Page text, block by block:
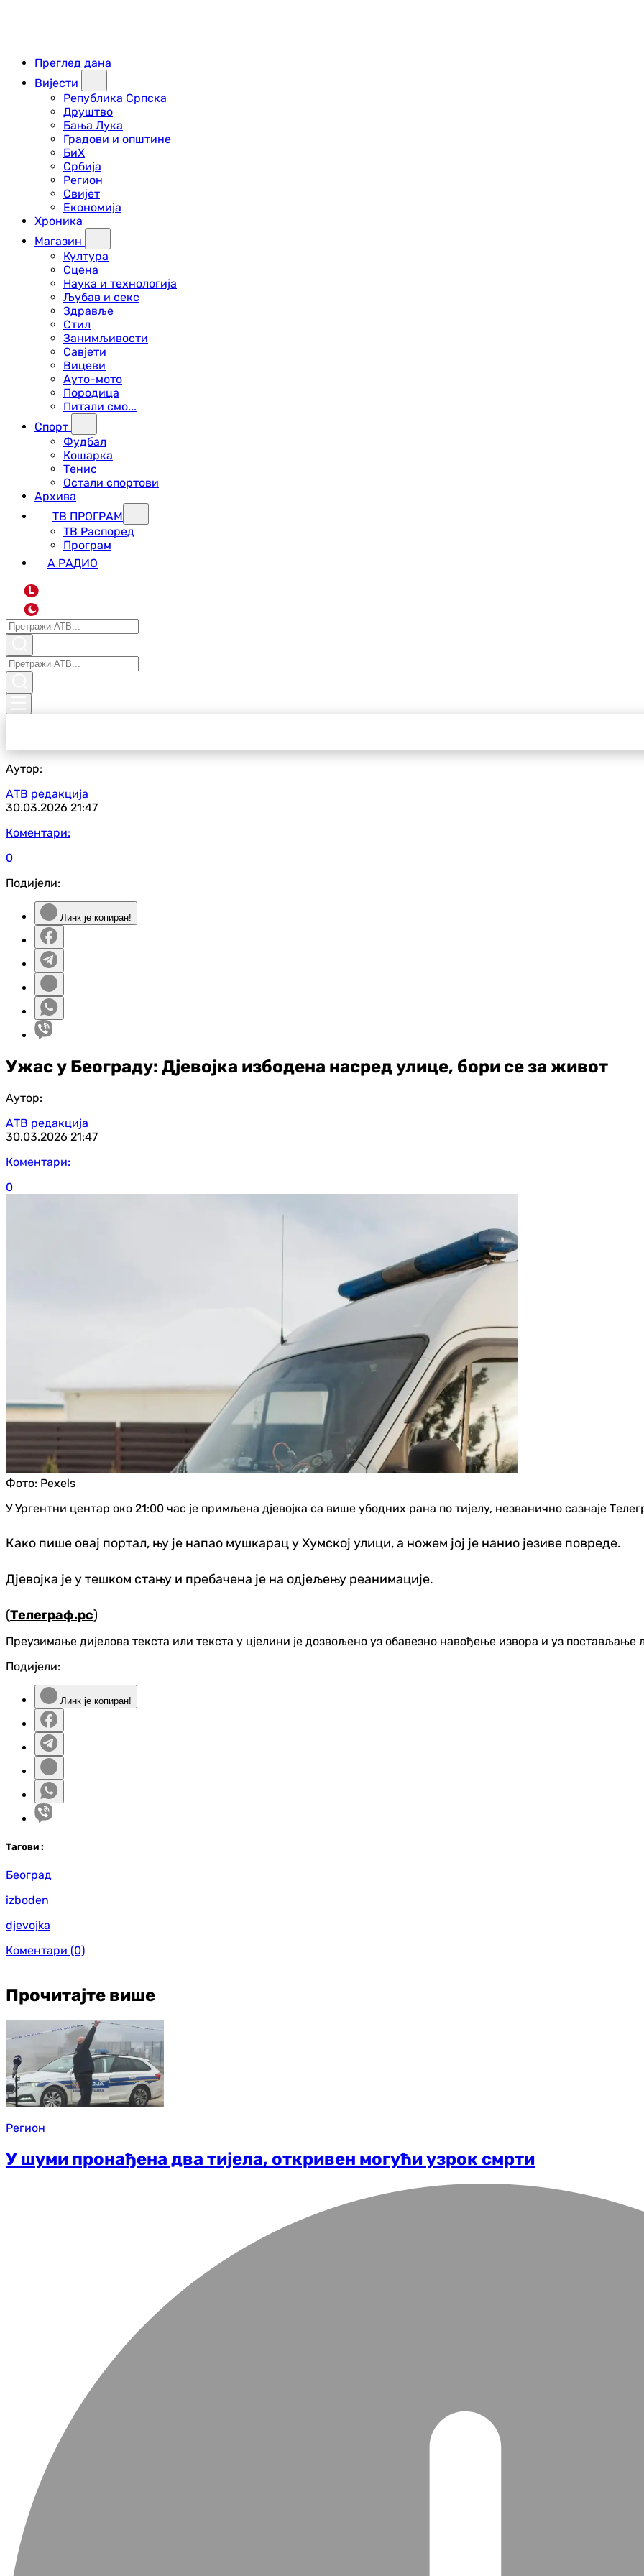
Преглед дана
Вијести
Република Српска
Друштво
Бања Лука
Градови и општине
БиХ
Србија
Регион
Свијет
Економија
Хроника
Магазин
Култура
Сцена
Наука и технологија
Љубав и секс
Здравље
Стил
Занимљивости
Савјети
Вицеви
Ауто-мото
Породица
Питали смо...
Спорт
Фудбал
Кошарка
Тенис
Остали спортови
Архива
ТВ ПРОГРАМ
ТВ Распоред
Програм
А РАДИО
L
Аутор:
АТВ редакција
30.03.2026 21:47
Коментари:
0
Подијели:
Линк је копиран!
Ужас у Београду: Дјевојка избодена насред улице, бори се за живот
Аутор:
АТВ редакција
30.03.2026 21:47
Коментари:
0
Фото: Pexels
У Ургентни центар око 21:00 час је примљена дјевојка са више убодних рана по тијелу, незванично сазнаје
Како пише овај портал, њу је напао мушкарац у Хумској улици, а ножем јој је нанио језиве повреде.
Дјевојка је у тешком стању и пребачена је на одјељењу реанимације.
(Телеграф.рс)
Преузимање дијелова текста или текста у цјелини је дозвољено уз обавезно навођење извора и уз
Подијели:
Линк је копиран!
Тагови :
Београд
izboden
djevojka
Коментари (0)
Прочитајте више
Регион
У шуми пронађена два тијела, откривен могући узрок смрти